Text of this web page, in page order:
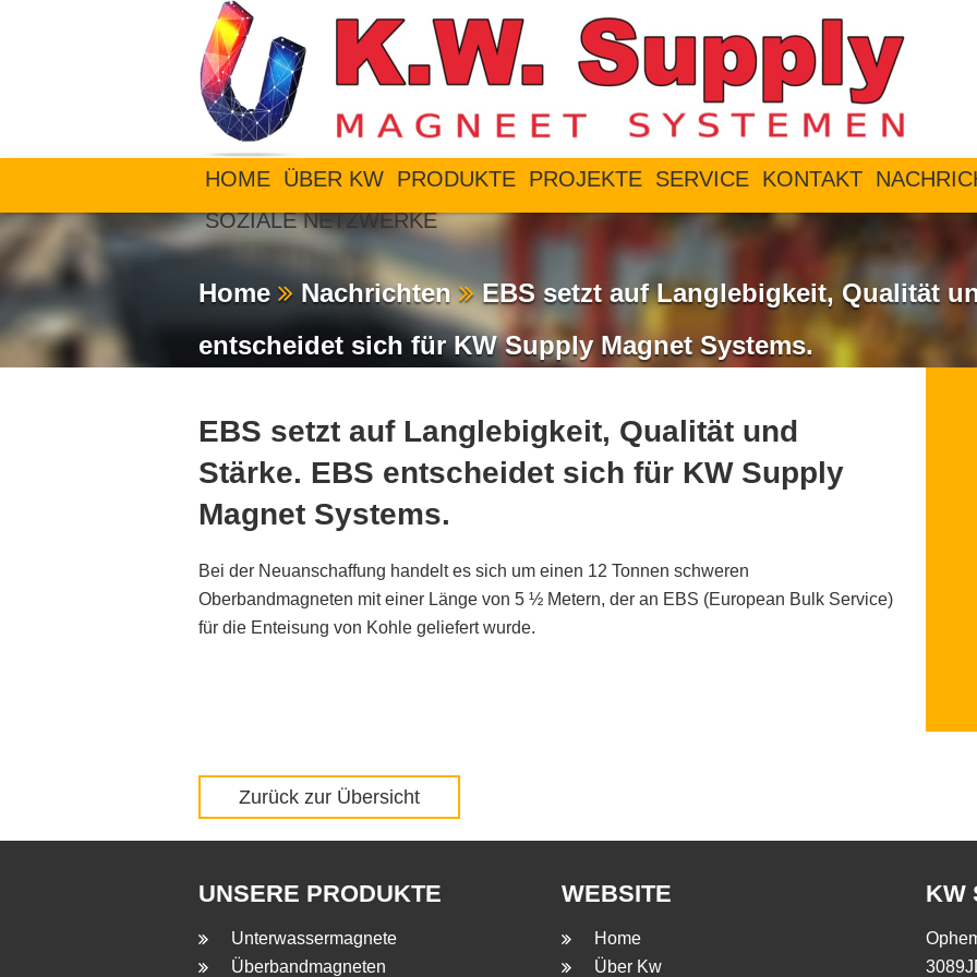
HOME ÜBER KW PRODUKTE PROJEKTE SERVICE KONTAKT
SOZIALE NETZWERKE
Home Nachrichten
EBS setzt auf Langlebigkeit, Qualität
entscheidet sich für KW Supply Magnet Systems.
EBS setzt auf Langlebigkeit, Qualität und
Stärke. EBS entscheidet sich für KW Supply
Magnet Systems.
Bei der Neuanschaffung handelt es sich um einen 12 Tonnen schweren
Oberbandmagneten mit einer Länge von 5 ½ Metern, der an EBS (European Bulk Service)
für die Enteisung von Kohle geliefert wurde.
Zurück zur Übersicht
UNSERE PRODUKTE
Unterwassermagnete
Überbandmagneten
WEBSITE
Home
Über Kw
KW